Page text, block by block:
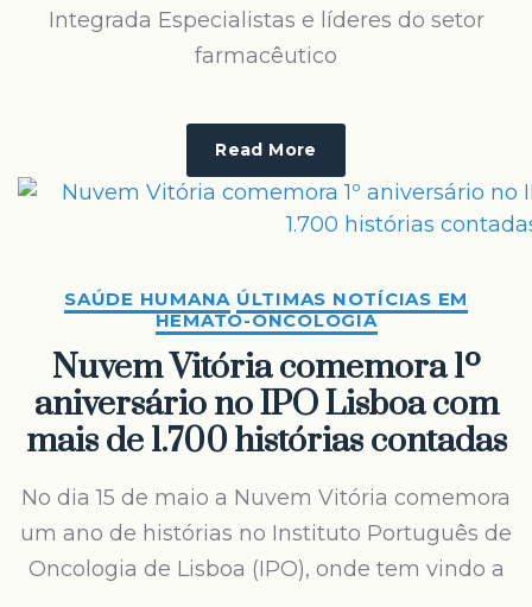
Integrada Especialistas e líderes do setor
farmacêutico
Read More
SAÚDE HUMANA ÚLTIMAS NOTÍCIAS EM
HEMATO-ONCOLOGIA
Nuvem Vitória comemora 1º
aniversário no IPO Lisboa com
mais de 1.700 histórias contadas
No dia 15 de maio a Nuvem Vitória comemora
um ano de histórias no Instituto Português de
Oncologia de Lisboa (IPO), onde tem vindo a